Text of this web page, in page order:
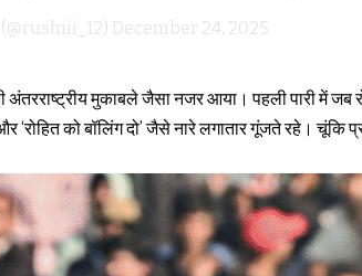
(@rushiii_12) December 24, 2025
अंतरराष्ट्रीय मुकाबले जैसा नजर आया। पहली पारी में जब
और ‘रोहित को बॉलिंग दो’ जैसे नारे लगातार गूंजते रहे।